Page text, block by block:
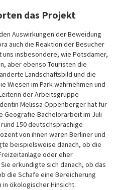
das Projekt
Auswirkungen der Beweidung
auch die Reaktion der Besucher
uns insbesondere, wie Potsdamer,
aber ebenso Touristen die
Landschaftsbild und die
Wiesen im Park wahrnehmen und
der Arbeitsgruppe
Melissa Oppenberger hat für
Geografie-Bachelorarbeit im Juli
150 deutschsprachige
von ihnen waren Berliner und
beispielsweise danach, ob die
oder eher
erkundigte sich danach, ob das
die Schafe eine Bereicherung
ökologischer Hinsicht.